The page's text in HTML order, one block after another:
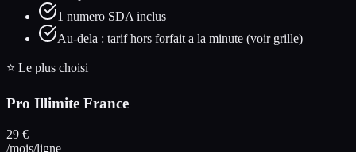
1 numero SDA inclus
Au-dela : tarif hors forfait a la minute (voir grille)
⭐ Le plus choisi
Pro Illimite France
29 €
/mois/ligne